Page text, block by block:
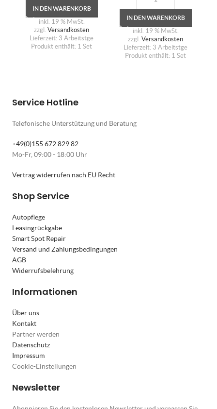
IN DEN WARENKORB
inkl. 19 % MwSt.
zzgl. Versandkosten
Lieferzeit: 3 Arbeitstge
Produkt enthält: 1 Set
IN DEN WARENKORB
inkl. 19 % MwSt.
zzgl. Versandkosten
Lieferzeit: 3 Arbeitstge
Produkt enthält: 1 Set
Service Hotline
Telefonische Unterstützung und Beratung
+49(0)155 672 829 82
Mo-Fr, 09:00 - 18:00 Uhr
Vertrag widerrufen nach EU Recht
Shop Service
Autopflege
Leasingrückgabe
Smart Spot Repair
Versand und Zahlungsbedingungen
AGB
Widerrufsbelehrung
Informationen
Über uns
Kontakt
Partner werden
Datenschutz
Impressum
Cookie-Einstellungen
Newsletter